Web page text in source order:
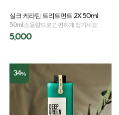
실크 케라틴 트리트먼트 2X 50ml
50ml 소용량으로 간편하게 챙기세요
5,000
34%